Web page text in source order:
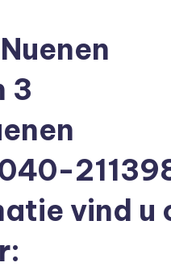
3
vind u